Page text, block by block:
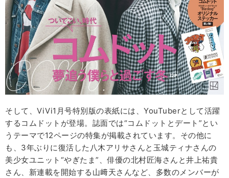
そして、ViVi1月号特別版の表紙には、YouTuberとして活躍
するコムドットが登場。誌面では“コムドットとデート”とい
うテーマで12ページの特集が掲載されています。その他に
も、3年ぶりに復活した八木アリサさんと玉城ティナさんの
美少女ユニット“やぎたま”、俳優の北村匠海さんと井上祐貴
さん、新連載を開始する山﨑天さんなど、多数のメンバーが